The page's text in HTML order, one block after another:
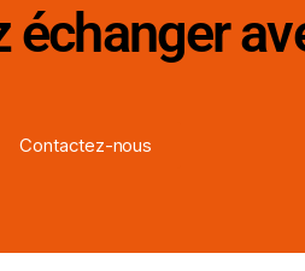
Contactez-nous